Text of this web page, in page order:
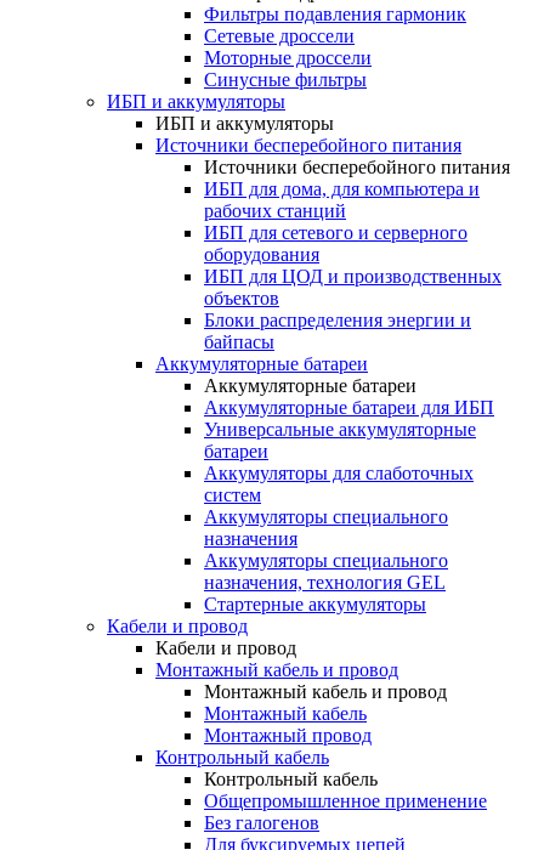
Фильтры подавления гармоник
Сетевые дроссели
Моторные дроссели
Синусные фильтры
ИБП и аккумуляторы
ИБП и аккумуляторы
Источники бесперебойного питания
Источники бесперебойного питания
ИБП для дома, для компьютера и
рабочих станций
ИБП для сетевого и серверного
оборудования
ИБП для ЦОД и производственных
объектов
Блоки распределения энергии и
байпасы
Аккумуляторные батареи
Аккумуляторные батареи
Аккумуляторные батареи для ИБП
Универсальные аккумуляторные
батареи
Аккумуляторы для слаботочных
систем
Аккумуляторы специального
назначения
Аккумуляторы специального
назначения, технология GEL
Стартерные аккумуляторы
Кабели и провод
Кабели и провод
Монтажный кабель и провод
Монтажный кабель и провод
Монтажный кабель
Монтажный провод
Контрольный кабель
Контрольный кабель
Общепромышленное применение
Без галогенов
Для буксируемых цепей